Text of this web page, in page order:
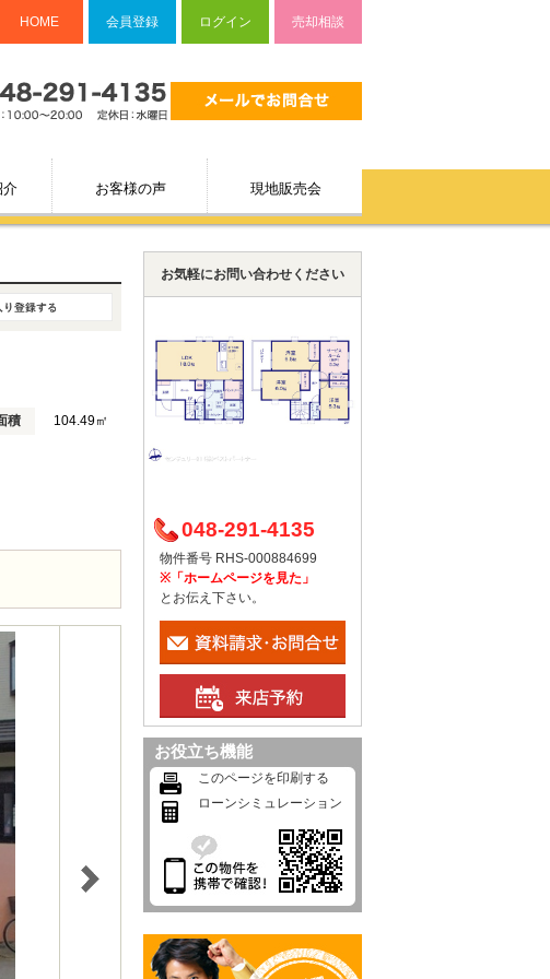
HOME 会員登録 ログイン 売却相談
介 お客様の声 現地販売会
積 104.49㎡
お気軽にお問い合わせください
048-291-4135
物件番号 RHS-000884699
※「ホームページを見た」
とお伝え下さい。
お役立ち機能
このページを印刷する
ローンシミュレーション